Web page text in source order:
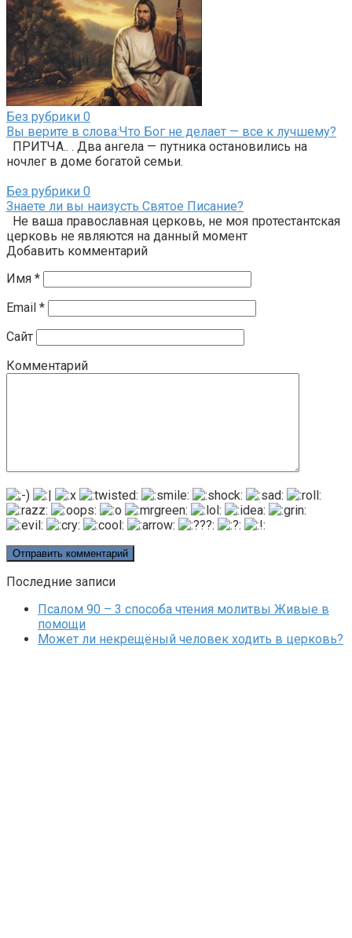
Без рубрики 0
Вы верите в слова:Что Бог не делает — все к лучшему?
ПРИТЧА.. . Два ангела — путника остановились на
ночлег в доме богатой семьи.
Без рубрики 0
Знаете ли вы наизусть Святое Писание?
Не ваша православная церковь, не моя протестантская
церковь не являются на данный момент
Добавить комментарий
Имя *
Email *
Сайт
Комментарий
Последние записи
Псалом 90 – 3 способа чтения молитвы Живые в
помощи
Может ли некрещёный человек ходить в церковь?